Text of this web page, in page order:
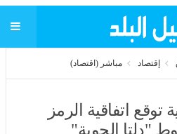
إقتصاد مباشر (اقتصاد)
اتفاقية الرمز
"دلتا الجوية"